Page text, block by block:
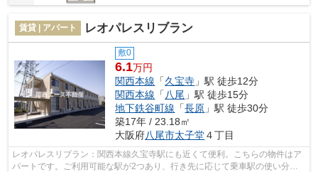
賃貸 | アパート レオパレスリブラン
敷0
6.1万円
関西本線 「久宝寺 」駅 徒歩12分
関西本線 「 八尾 」駅 徒歩15分
地下鉄谷町線 「長原 」駅 徒歩30分
築17年 / 23.18㎡
大阪府八尾市太子堂４丁目
レオパレスリブラン：関西本線久宝寺駅にも近くて便利。こちらの物件はア
パートです。ご利用可能な駅が2つあり、行き先に応じて乗車駅の使い分け